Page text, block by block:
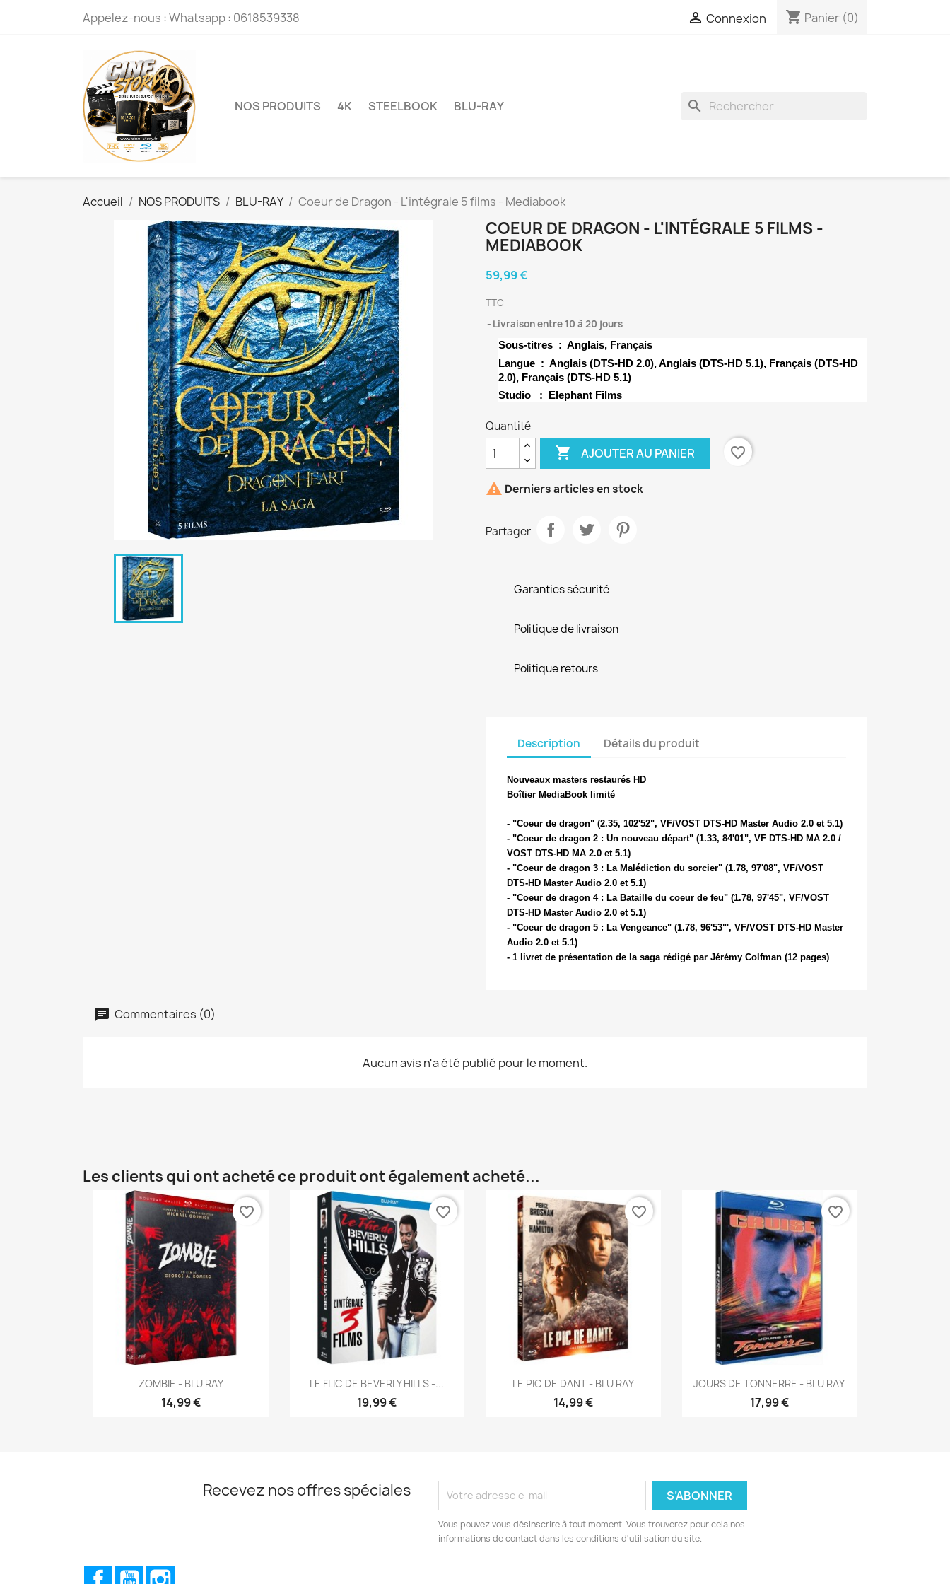
Appelez-nous :Whatsapp : 0618539338  Connexion shopping_cart Panier (0)
NOS PRODUITS 4K STEELBOOK BLU-RAY search
Accueil NOS PRODUITS BLU-RAY Coeur de Dragon - L'intégrale 5 films - Mediabook
COEUR DE DRAGON - L'INTÉGRALE 5 FILMS -
MEDIABOOK
59,99 €
TTC
Livraison entre 10 à 20 jours
Sous-titres ‏ : ‎ Anglais, Français
Langue ‏ : ‎ Anglais (DTS-HD 2.0), Anglais (DTS-HD 5.1), Français (DTS-HD
2.0), Français (DTS-HD 5.1)
Studio ‏ : ‎ Elephant Films
Quantité
 AJOUTER AU PANIER favorite_border
 Derniers articles en stock
Partager
Garanties sécurité
Politique de livraison
Politique retours
Description Détails du produit
Nouveaux masters restaurés HD
Boîtier MediaBook limité
- "Coeur de dragon" (2.35, 102'52", VF/VOST DTS-HD Master Audio 2.0 et 5.1)
- "Coeur de dragon 2 : Un nouveau départ" (1.33, 84'01", VF DTS-HD MA 2.0 /
VOST DTS-HD MA 2.0 et 5.1)
- "Coeur de dragon 3 : La Malédiction du sorcier" (1.78, 97'08", VF/VOST
DTS-HD Master Audio 2.0 et 5.1)
- "Coeur de dragon 4 : La Bataille du coeur de feu" (1.78, 97'45", VF/VOST
DTS-HD Master Audio 2.0 et 5.1)
- "Coeur de dragon 5 : La Vengeance" (1.78, 96'53"', VF/VOST DTS-HD Master
Audio 2.0 et 5.1)
- 1 livret de présentation de la saga rédigé par Jérémy Colfman (12 pages)
Commentaires (0)
Aucun avis n'a été publié pour le moment.
Les clients qui ont acheté ce produit ont également acheté...
Aperçu rapide
ZOMBIE - BLU RAY
14,99 €
favorite_border
 Aperçu rapide
LE FLIC DE BEVERLY HILLS -...
19,99 €
favorite_border
 Aperçu rapide
LE PIC DE DANT - BLU RAY
14,99 €
favorite_border
Aperçu rapide
JOURS DE TONNERRE - BLU RAY
17,99 €
favorite_border
Recevez nos offres spéciales
Vous pouvez vous désinscrire à tout moment. Vous trouverez pour cela nos
informations de contact dans les conditions d'utilisation du site.
FacebookYouTube
×
Créer une liste d'envies